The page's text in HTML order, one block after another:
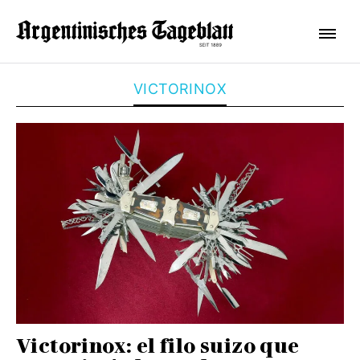
VICTORINOX
Victorinox: el filo suizo que